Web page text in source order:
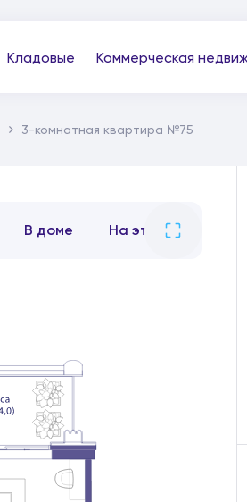
Кладовые Коммерческая
3-комнатная квартира №75
В доме На этаже